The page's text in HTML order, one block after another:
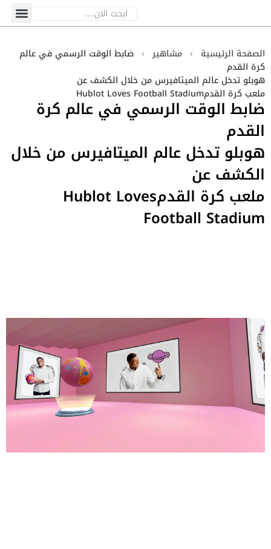
الصفحة الرئيسية › مشاهير ›
‬كرة‭ ‬القدم‬‬‬‬‬‬
هوبلو‭ ‬تدخل‭ ‬عالم ‬الميتافيرس‭ ‬من خلال الكشف‭ ‬عن‭ ‬‬‬‬‬‬
ملعب‭ ‬كرة‭ ‬القدم‭Hublot Loves Football Stadium‬‬‬
‬القدم‬‬‬‬‬‬
هوبلو‭ ‬تدخل‭ ‬عالم ‬الميتافيرس‭ ‬من خلال
الكشف‭ ‬عن‭ ‬‬‬‬‬‬
ملعب‭ ‬كرة‭ ‬القدم‭Hublot Loves
Football Stadium‬‬‬